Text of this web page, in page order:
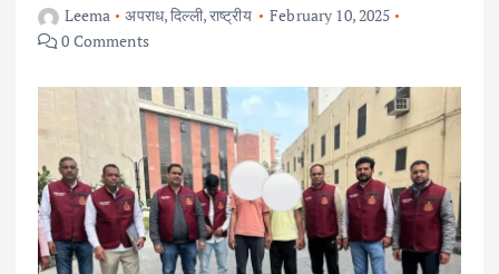
Leema अपराध,दिल्ली,राष्ट्रीय
February 10, 2025
0 Comments